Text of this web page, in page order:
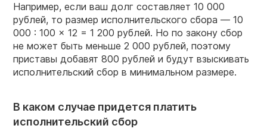
Например, если ваш долг составляет 10 000
рублей, то размер исполнительского сбора — 10
000 : 100 × 12 = 1 200 рублей. Но по закону сбор
не может быть меньше 2 000 рублей, поэтому
приставы добавят 800 рублей и будут взыскивать
исполнительский сбор в минимальном размере.
В каком случае придется платить
исполнительский сбор